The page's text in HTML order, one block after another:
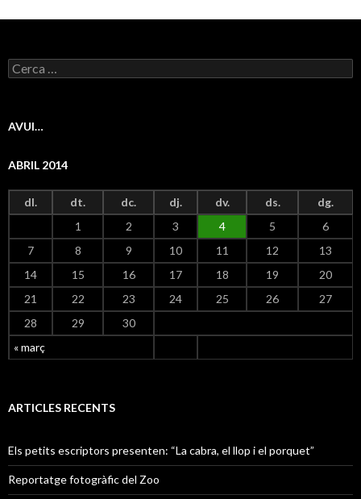
C
e
a
AVUI…
ABRIL 2014
dl. dt. dc. dj. dv. ds. dg.
« març
1 2 3 4 5
6
7
8 9 10 11 12
13
14
15 16 17 18 19
20
21
22 23 24 25 26
27
28
29 30
ARTICLES RECENTS
Els petits escriptors presenten: “La cabra, el llop i el porquet”
Reportatge fotogràfic del Zoo